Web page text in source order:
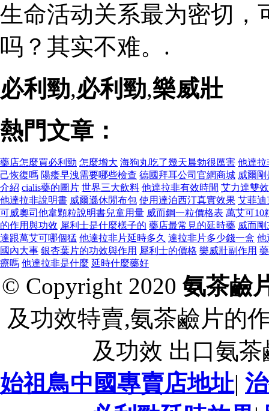
生命活动关系最为密切，
吗？其实不难。.
必利勁,必利勁,樂威壯
熱門文章：
藥店怎麼買必利勁 怎麼增大 海狗丸吃了幾天晨勃很厲害 他達拉
己恢復嗎 陽痿早洩需要哪些檢查 德國拜耳公司官網商城 威爾
介紹 cialis藥的圖片 世界三大飲料 他達拉非有效時間 艾力達雙
他達拉非說明書 威爾遜休閒布包 使用達泊西汀真實效果 艾菲迪
可威奧司他韋顆粒說明書兒童用量 威而鋼一粒價格表 萬艾可10
的作用與功效 犀利士是什麼樣子的 藥店最常見的延時藥 威而剛
達跟萬艾可哪個猛 他達拉非片延時多久 達拉非片多少錢一盒 他
國內大事 銀杏葉片的功效與作用 犀利士的價格 樂威壯副作用
療嗎 他達拉非是什麼 延時什麼藥好
© Copyright 2020 氨茶鹼
及功效特賣,氨茶鹼片的
及功效 出口氨
始祖鳥中國專賣店地址|